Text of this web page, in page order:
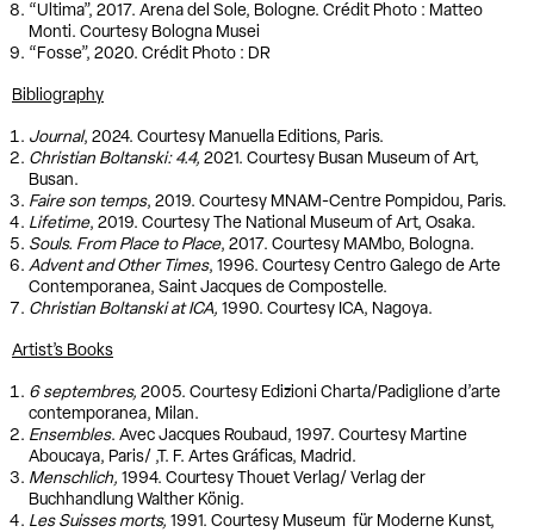
“Ultima”, 2017. Arena del Sole, Bologne. Crédit Photo : Matteo
Monti. Courtesy Bologna Musei
“Fosse”, 2020. Crédit Photo : DR
Bibliography
Journal, 2024. Courtesy Manuella Editions, Paris.
Christian Boltanski: 4.4, 2021. Courtesy Busan Museum of Art,
Busan.
Faire son temps, 2019. Courtesy MNAM-Centre Pompidou, Paris.
Lifetime, 2019. Courtesy The National Museum of Art, Osaka.
Souls. From Place to Place, 2017. Courtesy MAMbo, Bologna.
Advent and Other Times, 1996. Courtesy Centro Galego de Arte
Contemporanea, Saint Jacques de Compostelle.
Christian Boltanski at ICA, 1990. Courtesy ICA, Nagoya.
Artist’s Books
6 septembres, 2005. Courtesy Edizioni Charta/Padiglione d’arte
contemporanea, Milan.
Ensembles. Avec Jacques Roubaud, 1997. Courtesy Martine
Aboucaya, Paris/ ,T. F. Artes Gráficas, Madrid.
Menschlich, 1994. Courtesy Thouet Verlag/ Verlag der
Buchhandlung Walther König.
Les Suisses morts, 1991. Courtesy Museum für Moderne Kunst,